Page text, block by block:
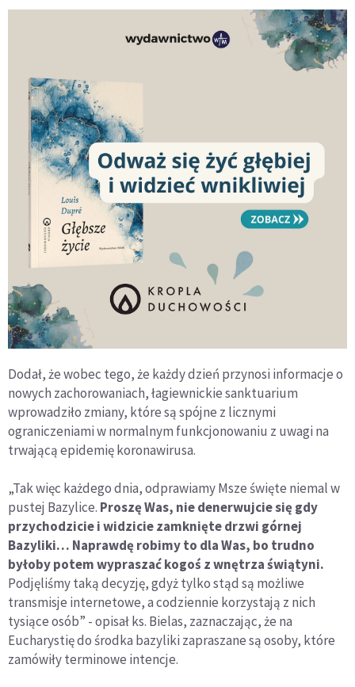
Dodał, że wobec tego, że każdy dzień przynosi informacje o
nowych zachorowaniach, łagiewnickie sanktuarium
wprowadziło zmiany, które są spójne z licznymi
ograniczeniami w normalnym funkcjonowaniu z uwagi na
trwającą epidemię koronawirusa.
„Tak więc każdego dnia, odprawiamy Msze święte niemal w
pustej Bazylice. Proszę Was, nie denerwujcie się gdy
przychodzicie i widzicie zamknięte drzwi górnej
Bazyliki… Naprawdę robimy to dla Was, bo trudno
byłoby potem wypraszać kogoś z wnętrza świątyni.
Podjęliśmy taką decyzję, gdyż tylko stąd są możliwe
transmisje internetowe, a codziennie korzystają z nich
tysiące osób” - opisał ks. Bielas, zaznaczając, że na
Eucharystię do środka bazyliki zapraszane są osoby, które
zamówiły terminowe intencje.